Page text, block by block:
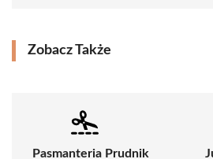
Zobacz Także
Pasmanteria Prudnik